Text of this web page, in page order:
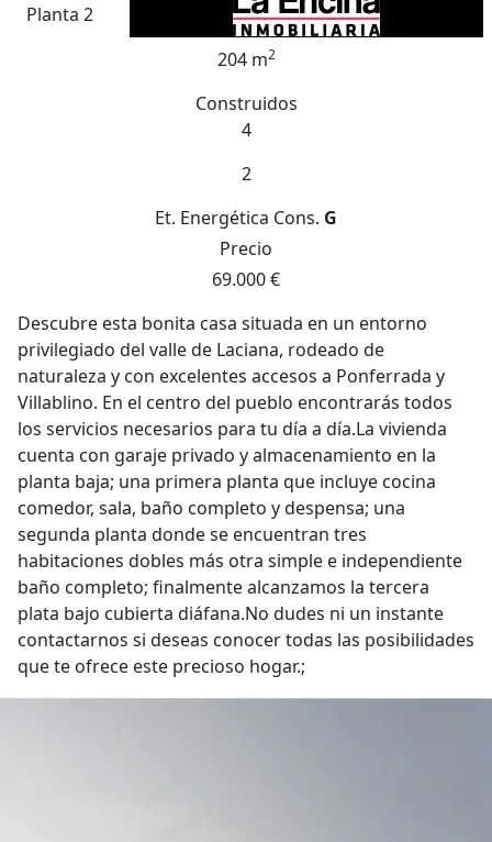
Planta 2
204 m2
Construidos
4
2
Et. Energética Cons. G
Precio
69.000 €
Descubre esta bonita casa situada en un entorno
privilegiado del valle de Laciana, rodeado de
naturaleza y con excelentes accesos a Ponferrada y
Villablino. En el centro del pueblo encontrarás todos
los servicios necesarios para tu día a día.La vivienda
cuenta con garaje privado y almacenamiento en la
planta baja; una primera planta que incluye cocina
comedor, sala, baño completo y despensa; una
segunda planta donde se encuentran tres
habitaciones dobles más otra simple e independiente
baño completo; finalmente alcanzamos la tercera
plata bajo cubierta diáfana.No dudes ni un instante
contactarnos si deseas conocer todas las posibilidades
que te ofrece este precioso hogar.;